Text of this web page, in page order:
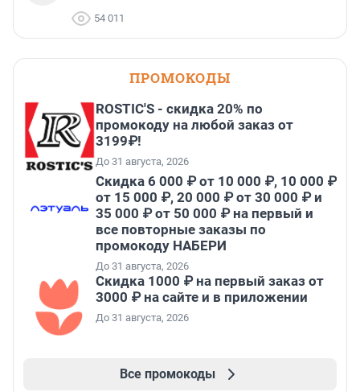
54 011
ПРОМОКОДЫ
ROSTIC'S - скидка 20% по
промокоду на любой заказ от
3199₽!
До 31 августа, 2026
Скидка 6 000 ₽ от 10 000 ₽, 10 000 ₽
от 15 000 ₽, 20 000 ₽ от 30 000 ₽ и
35 000 ₽ от 50 000 ₽ на первый и
все повторные заказы по
промокоду НАБЕРИ
До 31 августа, 2026
Скидка 1000 ₽ на первый заказ от
3000 ₽ на сайте и в приложении
До 31 августа, 2026
Все промокоды